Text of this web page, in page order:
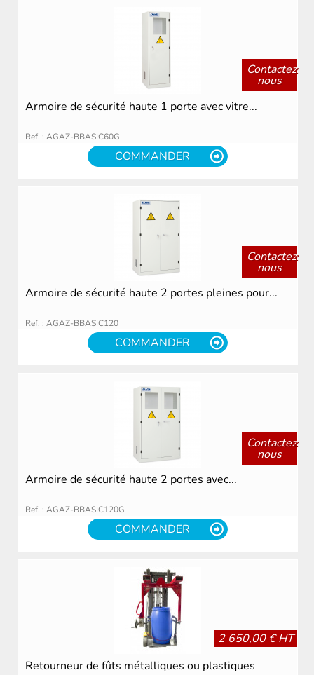
Contactez
nous
Armoire de sécurité haute 1 porte avec vitre...
Ref. : AGAZ-BBASIC60G
COMMANDER
Contactez
nous
Armoire de sécurité haute 2 portes pleines pour...
Ref. : AGAZ-BBASIC120
COMMANDER
Contactez
nous
Armoire de sécurité haute 2 portes avec...
Ref. : AGAZ-BBASIC120G
COMMANDER
2 650,00 € HT
Retourneur de fûts métalliques ou plastiques